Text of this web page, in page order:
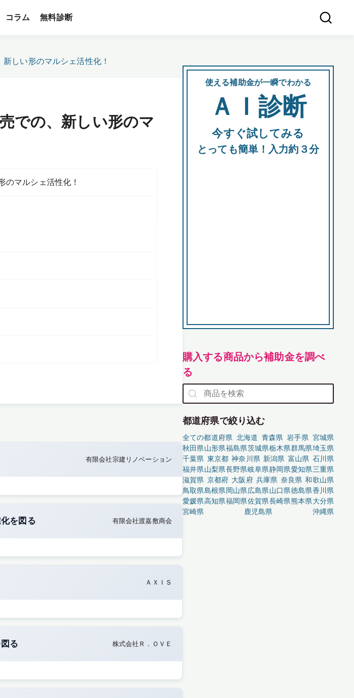
コラム 無料診断
しい形のマルシェ活性化！
での、新しい形のマ
のマルシェ活性化！
有限会社宗建リノベーション
を図る 有限会社渡嘉敷商会
ＡＸＩＳ
る 株式会社Ｒ．ＯＶＥ
使える補助金が一瞬でわかる
ＡＩ診断
今すぐ試してみる
とっても簡単！入力約３分
購入する商品から補助金を調べ
る
都道府県で絞り込む
全ての都道府県 北海道 青森県 岩手県 宮城県
秋田県山形県福島県茨城県栃木県群馬県埼玉県
千葉県 東京都 神奈川県 新潟県 富山県 石川県
福井県山梨県長野県岐阜県静岡県愛知県三重県
滋賀県 京都府 大阪府 兵庫県 奈良県 和歌山県
鳥取県島根県岡山県広島県山口県徳島県香川県
愛媛県高知県福岡県佐賀県長崎県熊本県大分県
宮崎県
鹿児島県 沖縄県